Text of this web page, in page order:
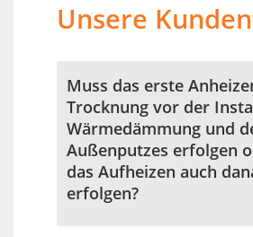
Unsere
Muss das erste
Trocknung vor der
Wärmedämmung und
Außenputzes erfolgen
das Aufheizen auch
erfolgen?